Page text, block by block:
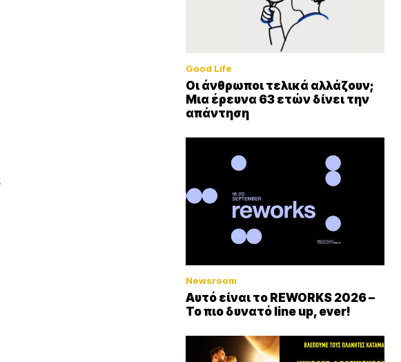
Good Life
Οι άνθρωποι τελικά αλλάζουν;
Μια έρευνα 63 ετών δίνει την
απάντηση
Newsroom
Αυτό είναι το REWORKS 2026 –
Το πιο δυνατό line up, ever!